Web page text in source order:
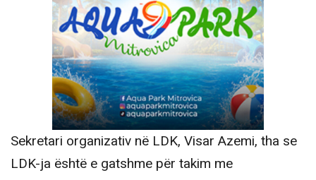
Sekretari organizativ në LDK, Visar Azemi, tha se
LDK-ja është e gatshme për takim me